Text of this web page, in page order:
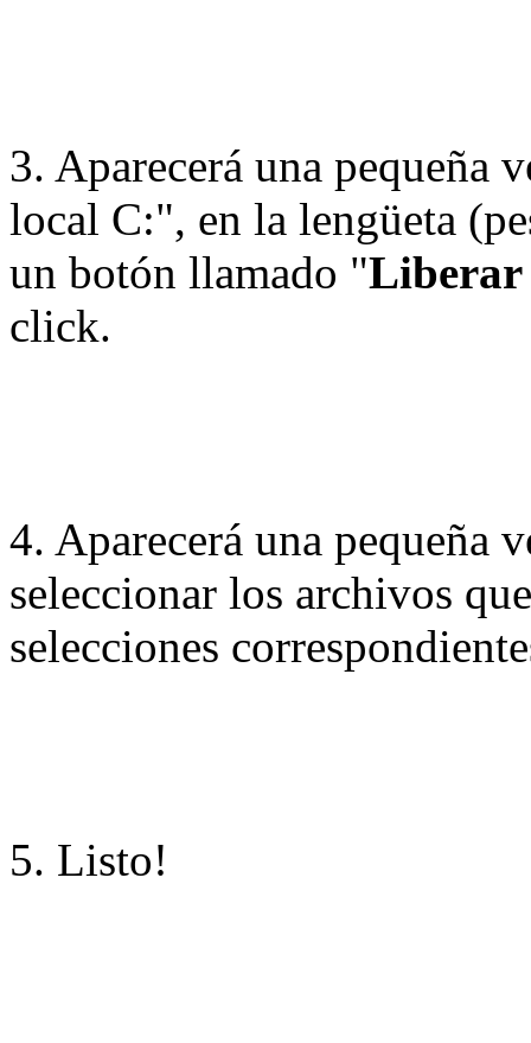
3. Aparecerá una pequeña
local C:", en la lengüeta
un botón llamado "Liberar
click.
4. Aparecerá una pequeña
seleccionar los archivos
selecciones
5. Listo!